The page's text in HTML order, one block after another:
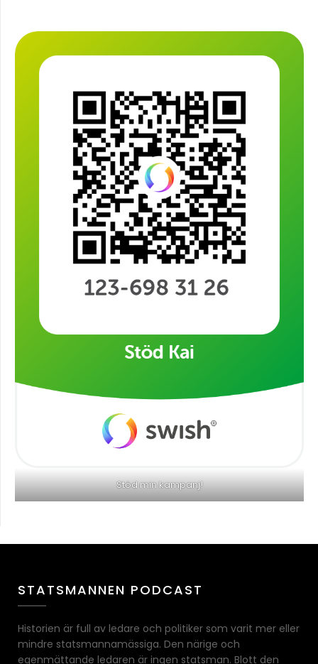
Stöd min kampanj!
STATSMANNEN PODCAST
Historien är full av ledare och politiker som varit mer eller
mindre statsmannamässiga. Den närige och
egenmättande ledaren är ingen statsman. Blott den